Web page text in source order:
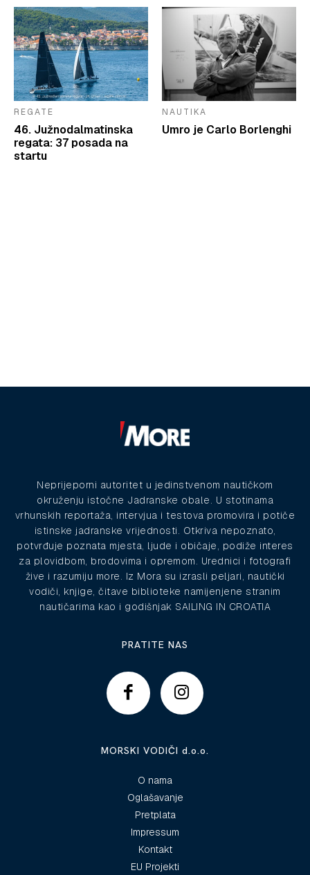
REGATE
46. Južnodalmatinska
regata: 37 posada na
startu
NAUTIKA
Umro je Carlo Borlenghi
Neprijeporni autoritet u jedinstvenom nautičkom
okruženju istočne Jadranske obale. U stotinama
vrhunskih reportaža, intervjua i testova promovira i potiče
istinske jadranske vrijednosti. Otkriva nepoznato,
potvrđuje poznata mjesta, ljude i običaje, podiže interes
za plovidbom, brodovima i opremom. Urednici i fotografi
žive i razumiju more. Iz Mora su izrasli peljari, nautički
vodiči, knjige, čitave biblioteke namijenjene stranim
nautičarima kao i godišnjak SAILING IN CROATIA
PRATITE NAS
MORSKI VODIČI d.o.o.
O nama
Oglašavanje
Pretplata
Impressum
Kontakt
EU Projekti